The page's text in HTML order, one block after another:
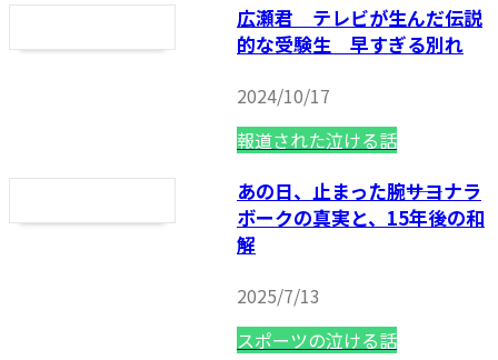
広瀬君 テレビが生んだ伝説
的な受験生 早すぎる別れ
2024/10/17
報道された泣ける話
あの日、止まった腕――サヨナラ
ボークの真実と、15年後の和
解
2025/7/13
スポーツの泣ける話